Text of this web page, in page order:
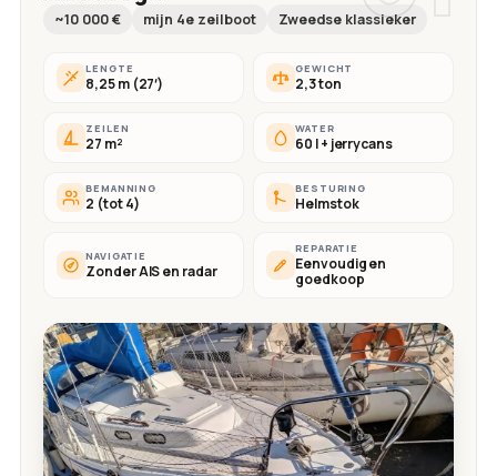
~10 000 € mijn 4e zeilboot Zweedse klassieker
LENGTE
8,25 m (27′)
GEWICHT
2,3 ton
ZEILEN
27 m²
WATER
60 l + jerrycans
BEMANNING
2 (tot 4)
BESTURING
Helmstok
NAVIGATIE
Zonder AIS en radar
REPARATIE
Eenvoudig en
goedkoop